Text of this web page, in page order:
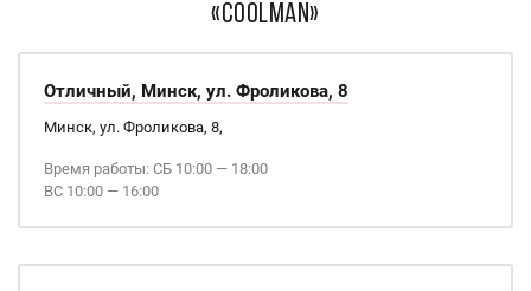
«Coolman»
Отличный, Минск, ул. Фроликова, 8
Минск, ул. Фроликова, 8,
Время работы: СБ 10:00 — 18:00
ВС 10:00 — 16:00